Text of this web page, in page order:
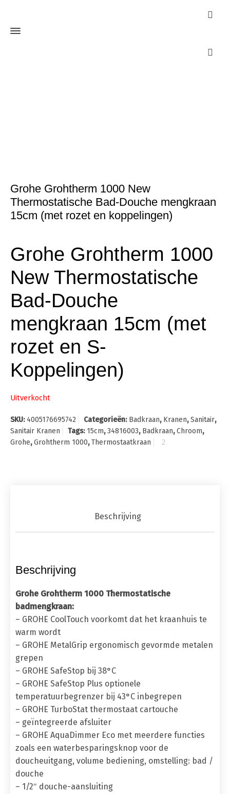
Grohe Grohtherm 1000 New
Thermostatische Bad-Douche mengkraan
15cm (met rozet en koppelingen)
Grohe Grohtherm 1000
New Thermostatische
Bad-Douche
mengkraan 15cm (met
rozet en S-
Koppelingen)
Uitverkocht
SKU: 4005176695742 Categorieën: Badkraan, Kranen,Sanitair,
Sanitair Kranen
Tags: 15cm,34816003, Badkraan,Chroom,
Grohe,Grohtherm 1000,Thermostaatkraan
Beschrijving
Beschrijving
Grohe Grohtherm 1000 Thermostatische
badmengkraan:
– GROHE CoolTouch voorkomt dat het kraanhuis te
warm wordt
– GROHE MetalGrip ergonomisch gevormde metalen
grepen
– GROHE SafeStop bij 38°C
– GROHE SafeStop Plus optionele
temperatuurbegrenzer bij 43°C inbegrepen
– GROHE TurboStat thermostaat cartouche
– geïntegreerde afsluiter
– GROHE AquaDimmer Eco met meerdere functies
zoals een waterbesparingsknop voor de
doucheuitgang, volume bediening, omstelling: bad /
douche
– 1/2″ douche-aansluiting